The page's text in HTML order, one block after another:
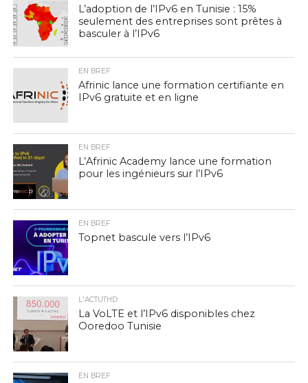
L’adoption de l’IPv6 en Tunisie : 15%
seulement des entreprises sont prêtes à
basculer à l’IPv6
EN BREF
Afrinic lance une formation certifiante en
IPv6 gratuite et en ligne
EN BREF
L’Afrinic Academy lance une formation
pour les ingénieurs sur l’IPv6
EN BREF
Topnet bascule vers l’IPv6
L'ACTUTHD
La VoLTE et l’IPv6 disponibles chez
Ooredoo Tunisie
EN BREF